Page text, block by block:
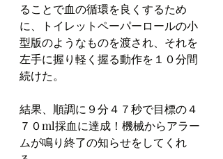
ることで血の循環を良くするため
に、トイレットペーパーロールの小
型版のようなものを渡され、それを
左手に握り軽く握る動作を１０分間
続けた。
結果、順調に９分４７秒で目標の４
７０ml採血に達成！機械からアラー
ムが鳴り終了の知らせをしてくれ